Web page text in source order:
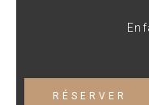
RÉSERVER